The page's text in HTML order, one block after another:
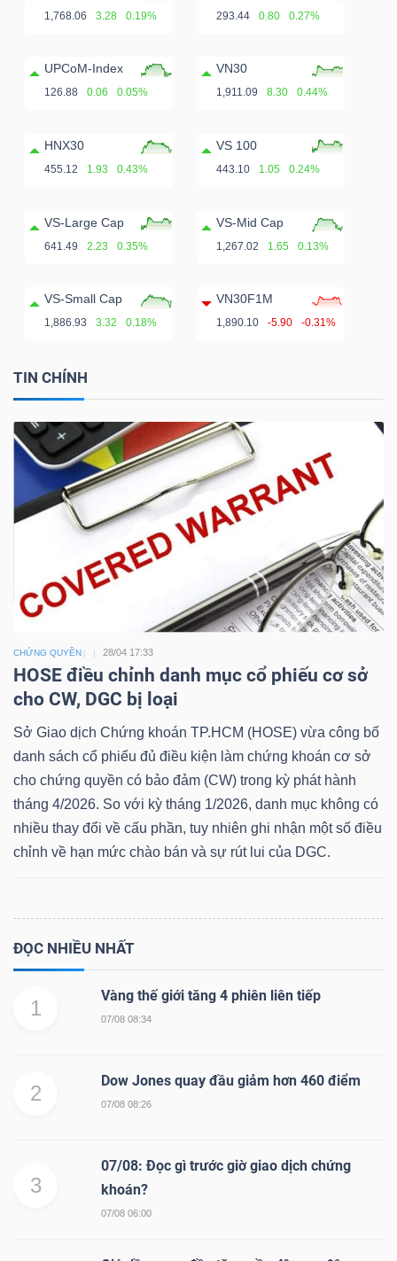
1,768.06 3.28 0.19% 293.44 0.80 0.27%
UPCoM-Index
126.88 0.06 0.05%
VN30
1,911.09 8.30 0.44%
HNX30
455.12 1.93 0.43%
VS 100
443.10 1.05 0.24%
VS-Large Cap
641.49 2.23 0.35%
VS-Mid Cap
1,267.02 1.65 0.13%
VS-Small Cap
1,886.93 3.32 0.18%
VN30F1M
1,890.10 -5.90 -0.31%
TIN CHÍNH
CHỨNG QUYỀN 28/04 17:33
HOSE điều chỉnh danh mục cổ phiếu cơ sở
cho CW, DGC bị loại
Sở Giao dịch Chứng khoán TP.HCM (HOSE) vừa công bố
danh sách cổ phiếu đủ điều kiện làm chứng khoán cơ sở
cho chứng quyền có bảo đảm (CW) trong kỳ phát hành
tháng 4/2026. So với kỳ tháng 1/2026, danh mục không có
nhiều thay đổi về cấu phần, tuy nhiên ghi nhận một số điều
chỉnh về hạn mức chào bán và sự rút lui của DGC.
ĐỌC NHIỀU NHẤT
1
Vàng thế giới tăng 4 phiên liên tiếp
07/08 08:34
2
Dow Jones quay đầu giảm hơn 460 điểm
07/08 08:26
3
07/08: Đọc gì trước giờ giao dịch chứng
khoán?
07/08 06:00
ngữ
Dịch
tạo
tài
chính
cụ
đầu
tư
Truyền
thông
tài
chính
Dữ
liệu
chính